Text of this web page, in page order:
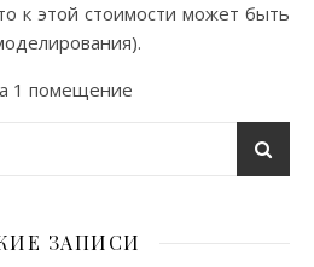
к этой стоимости может быть
1 помещение
ЗАПИСИ